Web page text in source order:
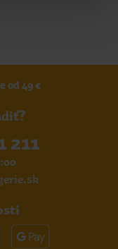
od 49 €
211